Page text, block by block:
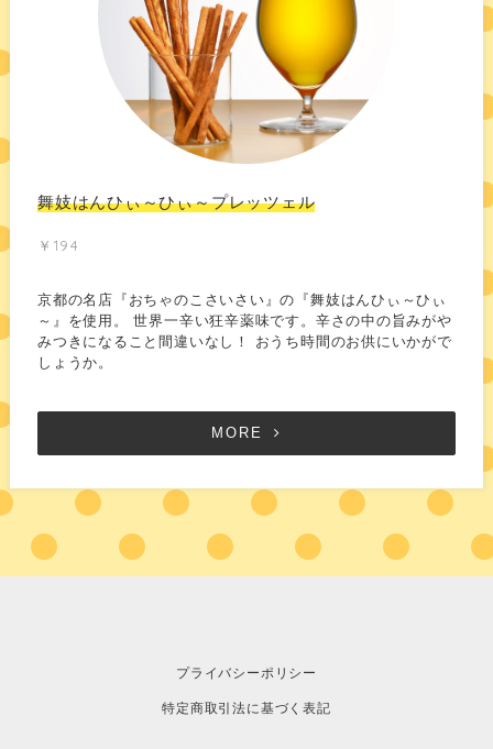
舞妓はんひぃ～ひぃ～プレッツェル
￥194
京都の名店『おちゃのこさいさい』の『舞妓はんひぃ～ひぃ
～』を使用。 世界一辛い狂辛薬味です。辛さの中の旨みがや
みつきになること間違いなし！ おうち時間のお供にいかがで
しょうか。
MORE
プライバシーポリシー
特定商取引法に基づく表記